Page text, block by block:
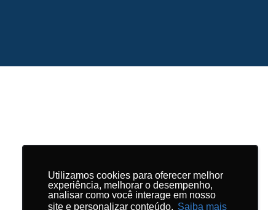
Utilizamos cookies para oferecer melhor
experiência, melhorar o desempenho,
analisar como você interage em nosso
site e personalizar conteúdo. Saiba mais
Utilizamos cookies para oferecer melhor
experiência, melhorar o desempenho,
analisar como você interage em nosso
site e personalizar conteúdo. Saiba mais